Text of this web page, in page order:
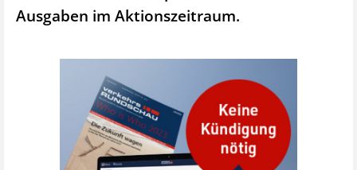
Ausgaben im Aktionszeitraum.